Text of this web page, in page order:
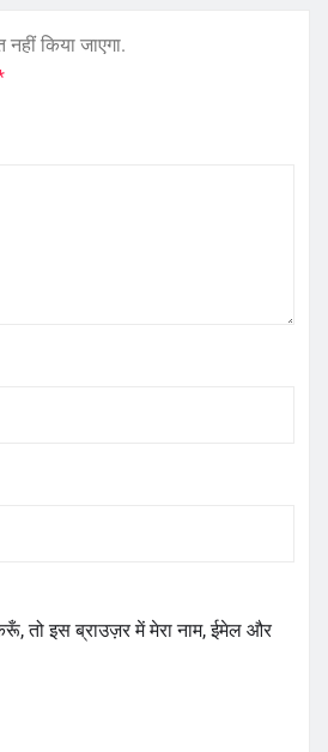
किया जाएगा.
तो इस ब्राउज़र में मेरा नाम, ईमेल और